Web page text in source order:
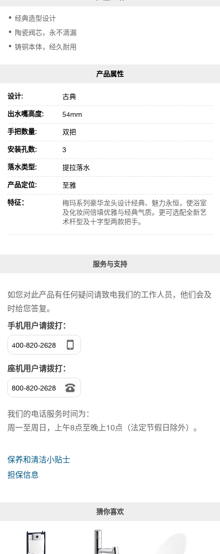
经典造型设计
陶瓷阀芯，永不滴漏
铸铜本体，经久耐用
设计: 古典
出水嘴高度: 54mm
手把数量: 双把
安装孔数: 3
落水类型: 提拉落水
产品定位: 至雅
特征：
梅玛系列豪华龙头设计经典、魅力永恒，使浴室
及化妆间倍填优雅与经典气质。更可选配全新艺
术杆型及十字型两款把手。
服务与支持
如您对此产品有任何疑问请致电我们的工作人员，他们会及
时给您答复。
手机用户请拨打：
400-820-2628
座机用户请拨打：
800-820-2628
我们的电话服务时间为：
周一至周日，上午8点至晚上10点（法定节假日除外）。
保养和清洁小贴士
担保信息
猜你喜欢